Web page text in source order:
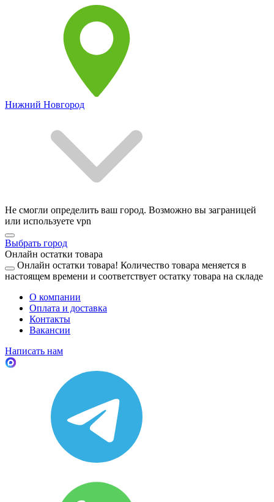
Нижний Новгород
Не смогли определить ваш город. Возможно вы заграницей
или используете vpn
Выбрать город
Онлайн остатки товара
Онлайн остатки товара! Количество товара меняется в
настоящем времени и соответствует остатку товара на складе
О компании
Оплата и доставка
Контакты
Вакансии
Написать нам